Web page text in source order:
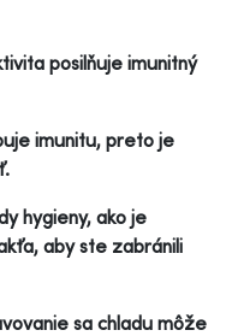
posilňuje imunitný
imunitu, preto je
hygieny, ako je
aby ste zabránili
sa chladu môže